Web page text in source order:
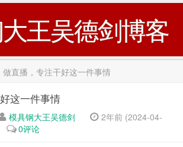
王吴德剑博客
做直播，专注干好这一件事情
这一件事情
模具钢大王吴德剑
2年前 (2024-04-
0评论